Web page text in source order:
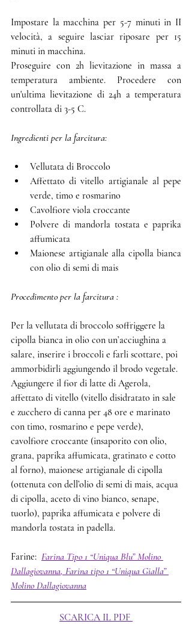
Impostare la macchina per 5-7 minuti in II
velocità, a seguire lasciar riposare per 15
minuti in macchina.
Proseguire con 2h lievitazione in massa a
temperatura ambiente. Procedere con
un'ultima lievitazione di 24h a temperatura
controllata di 3-5 C.
Ingredienti per la farcitura:
Vellutata di Broccolo
Affettato di vitello artigianale al pepe
verde, timo e rosmarino
Cavolfiore viola croccante
Polvere di mandorla tostata e paprika
affumicata
Maionese artigianale alla cipolla bianca
con olio di semi di mais
Procedimento per la farcitura :
Per la vellutata di broccolo soffriggere la
cipolla bianca in olio con un’acciughina a
salare, inserire i broccoli e farli scottare, poi
ammorbidirli aggiungendo il brodo vegetale.
Aggiungere il fior di latte di Agerola,
affettato di vitello (vitello disidratato in sale
e zucchero di canna per 48 ore e marinato
con timo, rosmarino e pepe verde),
cavolfiore croccante (insaporito con olio,
grana, paprika affumicata, gratinato e cotto
al forno), maionese artigianale di cipolla
(ottenuta con dell’olio di semi di mais, acqua
di cipolla, aceto di vino bianco, senape,
tuorlo), paprika affumicata e polvere di
mandorla tostata in padella.
Farine: Farina Tipo 1 “Uniqua Blu” Molino
Dallagiovanna, Farina tipo 1 “Uniqua Gialla”
Molino Dallagiovanna
SCARICA IL PDF